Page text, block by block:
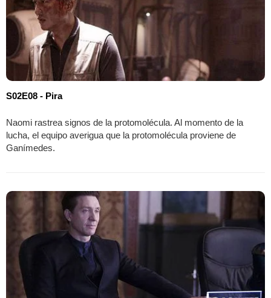
S02E08 - Pira
Naomi rastrea signos de la protomolécula. Al momento de la
lucha, el equipo averigua que la protomolécula proviene de
Ganímedes.